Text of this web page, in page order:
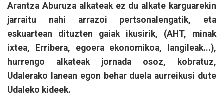
Arantza Aburuza alkateak ez du alkate karguarekin
jarraitu nahi arrazoi pertsonalengatik, eta
eskuartean dituzten gaiak ikusirik, (AHT, minak
ixtea, Erribera, egoera ekonomikoa, langileak...),
hurrengo alkateak jornada osoz, kobratuz,
Udalerako lanean egon behar duela aurreikusi dute
Udaleko kideek.